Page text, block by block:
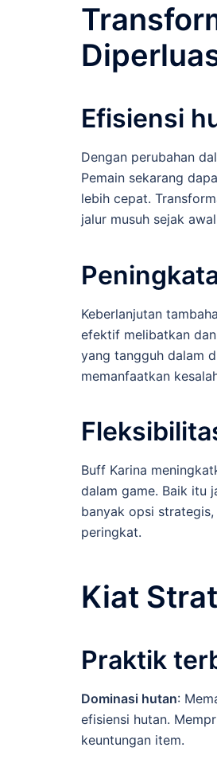
Efisiensi
Dengan perubahan
Pemain sekarang
lebih cepat.
jalur musuh sejak
Keberlanjutan
efektif melibatkan
yang tangguh dalam
memanfaatkan
Buff Karina
dalam game. Baik itu
banyak opsi
peringkat.
Kiat
Praktik
Dominasi hutan:
efisiensi hutan.
keuntungan item.